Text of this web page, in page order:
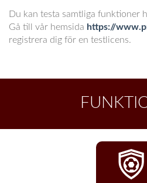
Du kan testa samtliga funktioner
Gå till vår hemsida https://
registrera dig för en testlicens.